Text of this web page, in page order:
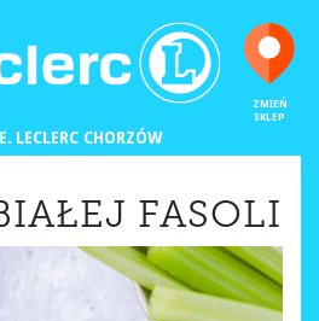
ZMIEŃ
SKLEP
LECLERC CHORZÓW
FASOLI